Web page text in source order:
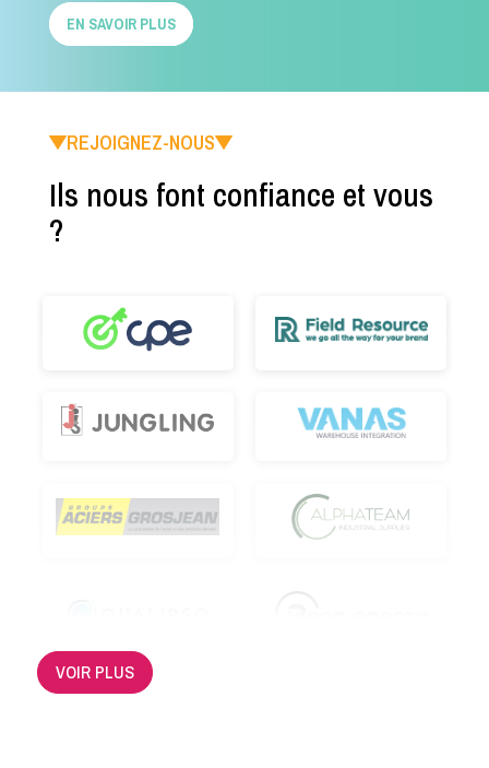
EN SAVOIR PLUS
REJOIGNEZ-NOUS
Ils nous font confiance et vous
?
VOIR PLUS